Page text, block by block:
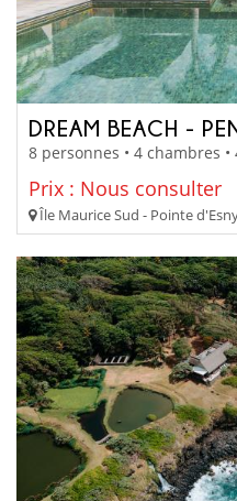
DREAM BEACH -
8 personnes • 4 chambres •
Prix : Nous consulter
Île Maurice Sud - Pointe